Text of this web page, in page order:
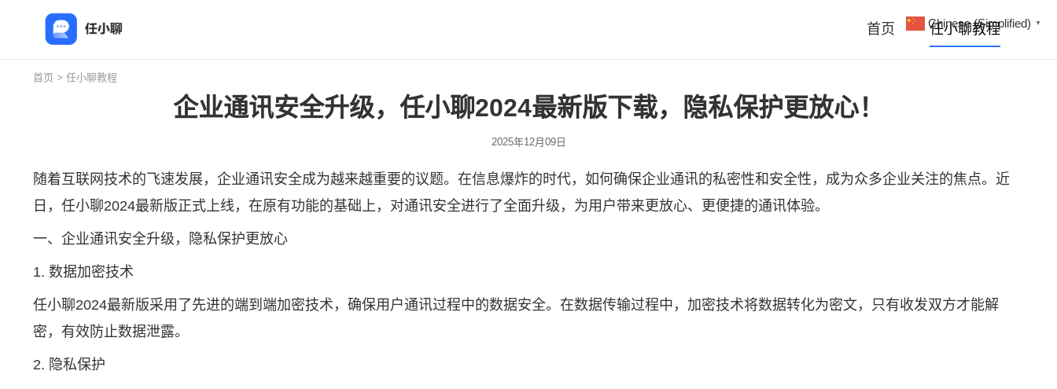
首页 任小聊教程
首页 > 任小聊教程
企业通讯安全升级，任小聊2024最新版下载，隐私保护更放心！
2025年12月09日
随着互联网技术的飞速发展，企业通讯安全成为越来越重要的议题。在信息爆炸的时代，如何确保企业通讯的私密性和安全性，成为众多企业关注的焦点。近
日， 任小聊2024最新版正式上线，在原有功能的基础上，对通讯安全进行了全面升级，为用户带来更放心、更便捷的通讯体验。
一、企业通讯安全升级，隐私保护更放心
1. 数据加密技术
任小聊2024最新版采用了先进的端到端加密技术，确保用户通讯过程中的数据安全。在数据传输过程中，加密技术将数据转化为密文，只有收发双方才能解
密，有效防止数据泄露。
2. 隐私保护
Chinese (Simplified) ▼